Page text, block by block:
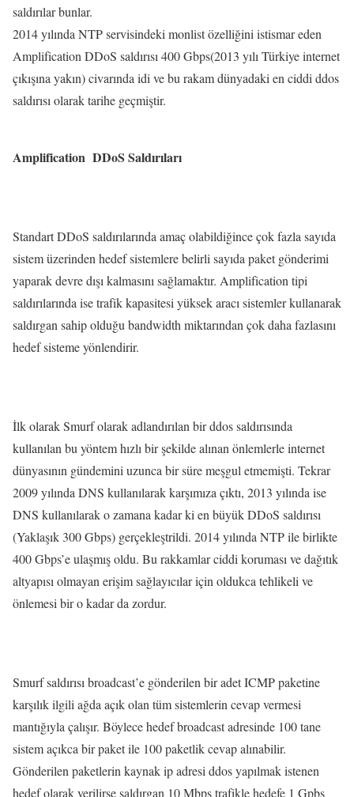
saldırılar bunlar.
2014 yılında NTP servisindeki monlist özelliğini istismar eden
Amplification DDoS saldırısı 400 Gbps(2013 yılı Türkiye internet
çıkışına yakın) civarında idi ve bu rakam dünyadaki en ciddi ddos
saldırısı olarak tarihe geçmiştir.
Amplification DDoS Saldırıları
Standart DDoS saldırılarında amaç olabildiğince çok fazla sayıda
sistem üzerinden hedef sistemlere belirli sayıda paket gönderimi
yaparak devre dışı kalmasını sağlamaktır. Amplification tipi
saldırılarında ise trafik kapasitesi yüksek aracı sistemler kullanarak
saldırgan sahip olduğu bandwidth miktarından çok daha fazlasını
hedef sisteme yönlendirir.
İlk olarak Smurf olarak adlandırılan bir ddos saldırısında
kullanılan bu yöntem hızlı bir şekilde alınan önlemlerle internet
dünyasının gündemini uzunca bir süre meşgul etmemişti. Tekrar
2009 yılında DNS kullanılarak karşımıza çıktı, 2013 yılında ise
DNS kullanılarak o zamana kadar ki en büyük DDoS saldırısı
(Yaklaşık 300 Gbps) gerçekleştrildi. 2014 yılında NTP ile birlikte
400 Gbps’e ulaşmış oldu. Bu rakkamlar ciddi koruması ve dağıtık
altyapısı olmayan erişim sağlayıcılar için oldukca tehlikeli ve
önlemesi bir o kadar da zordur.
Smurf saldırısı broadcast’e gönderilen bir adet ICMP paketine
karşılık ilgili ağda açık olan tüm sistemlerin cevap vermesi
mantığıyla çalışır. Böylece hedef broadcast adresinde 100 tane
sistem açıkca bir paket ile 100 paketlik cevap alınabilir.
Gönderilen paketlerin kaynak ip adresi ddos yapılmak istenen
hedef olarak verilirse saldırgan 10 Mbps trafikle hedefe 1 Gpbs